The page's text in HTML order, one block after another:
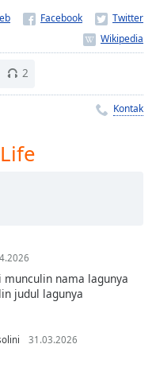
2
Kontak
nama lagunya
judul lagunya
31.03.2026